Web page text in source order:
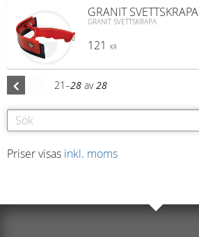
GRANIT SVETTSKRAPA
GRANIT SVETTSKRAPA
121 KR
21–28 av28
Priser visas inkl. moms